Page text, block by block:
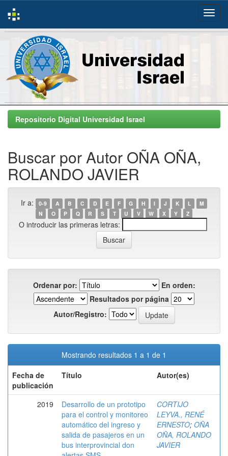
Skip
navigationRepositorio Digital Universidad Israel
Buscar por Autor OÑA OÑA,
ROLANDO JAVIER
Ir a: 0-9 A B C D E F G H I J K L
M
N
O P Q R S T U V W X Y Z
O introducir las primeras letras:
Ordenar por:
En orden:
Resultados por página
Autor/Registro:
Mostrando resultados 1 a 1 de 1
Fecha de
publicación
Título Autor(es)
2019
Desarrollo de un prototipo
para el control y monitoreo
automático del ingreso y
salida de pasajeros en un
bus interprovincial don
CORTIJO
LEYVA., RENÉ
ERNESTO; OÑA
OÑA, ROLANDO
JAVIER